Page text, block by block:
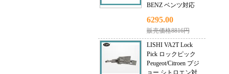
BENZ ベンツ対応
6295.00
販売価格8816円
LISHI VA2T Lock
Pick ロックピック
Peugeot/Citroen プジ
ョー シトロエン対